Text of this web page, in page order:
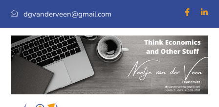
dgvanderveen@gmail.com